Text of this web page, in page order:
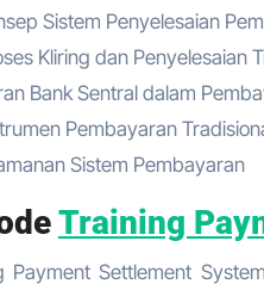
Sistem Penyelesaian
Kliring dan Penyelesaian
Bank Sentral dalam
Pembayaran
Sistem Pembayaran
Training
Payment Settlement